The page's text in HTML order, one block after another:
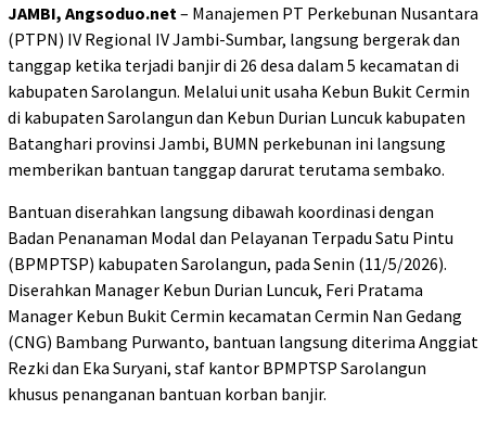
JAMBI, Angsoduo.net – Manajemen PT Perkebunan Nusantara
(PTPN) IV Regional IV Jambi-Sumbar, langsung bergerak dan
tanggap ketika terjadi banjir di 26 desa dalam 5 kecamatan di
kabupaten Sarolangun. Melalui unit usaha Kebun Bukit Cermin
di kabupaten Sarolangun dan Kebun Durian Luncuk kabupaten
Batanghari provinsi Jambi, BUMN perkebunan ini langsung
memberikan bantuan tanggap darurat terutama sembako.
Bantuan diserahkan langsung dibawah koordinasi dengan
Badan Penanaman Modal dan Pelayanan Terpadu Satu Pintu
(BPMPTSP) kabupaten Sarolangun, pada Senin (11/5/2026).
Diserahkan Manager Kebun Durian Luncuk, Feri Pratama
Manager Kebun Bukit Cermin kecamatan Cermin Nan Gedang
(CNG) Bambang Purwanto, bantuan langsung diterima Anggiat
Rezki dan Eka Suryani, staf kantor BPMPTSP Sarolangun
khusus penanganan bantuan korban banjir.